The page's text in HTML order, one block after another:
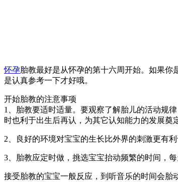
怀孕胎教最好是从怀孕的第十六周开始。如果你
是认真参考一下才好哦。
开始胎教的注意事项
1、胎教要适时适量。要观察了解胎儿的活动规
时也利于出生后再认，为其它认知能力的发展奠
2、良好的环境对宝宝的生长比外界的刺激更有
3、胎教应定时做，挑选宝宝抬动频繁的时间，
接受胎教的宝宝一般反应，到听音乐的时间会胎